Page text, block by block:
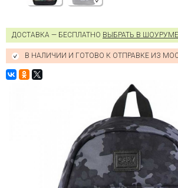
ДОСТАВКА — БЕСПЛАТНО ВЫБРАТЬ В ШОУРУМЕ
В НАЛИЧИИ И ГОТОВО К ОТПРАВКЕ ИЗ